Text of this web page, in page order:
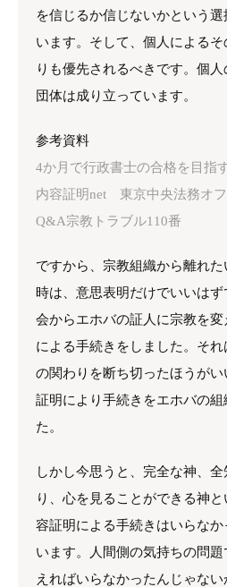
を信じるか信じないかという
います。そして、個人による
りも優先されるべきです。個人
団体は成り立っています。
参考資料
4か月で行政書士の合格を目指
内容証明net 東京中央法務オフ
Q&A宗教トラブル110番
ですから、宗教組織から離れ
時は、意思表明だけでいいは
会からエホバの証人に宗教を
による手続きをしました。そ
の関わりを断ち切ったほうが
証明により手続きをエホバの
た。
しかし今思うと、完全な神、
り、心を見ることができる神
容証明による手続きはいらな
います。人間側の気持ちの問
えればいらなかったんじゃない